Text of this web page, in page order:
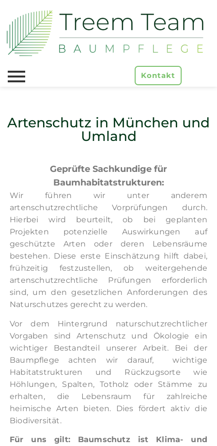
Kontakt
Artenschutz in München und
Umland
Geprüfte Sachkundige für
Baumhabitatstrukturen:
Wir führen wir unter anderem
artenschutzrechtliche Vorprüfungen durch.
Hierbei wird beurteilt, ob bei geplanten
Projekten potenzielle Auswirkungen auf
geschützte Arten oder deren Lebensräume
bestehen. Diese erste Einschätzung hilft dabei,
frühzeitig festzustellen, ob weitergehende
artenschutzrechtliche Prüfungen erforderlich
sind, um den gesetzlichen Anforderungen des
Naturschutzes gerecht zu werden.
Vor dem Hintergrund naturschutzrechtlicher
Vorgaben sind Artenschutz und Ökologie ein
wichtiger Bestandteil unserer Arbeit. Bei der
Baumpflege achten wir darauf, wichtige
Habitatstrukturen und Rückzugsorte wie
Höhlungen, Spalten, Totholz oder Stämme zu
erhalten, die Lebensraum für zahlreiche
heimische Arten bieten. Dies fördert aktiv die
Biodiversität.
Für uns gilt: Baumschutz ist Klima- und